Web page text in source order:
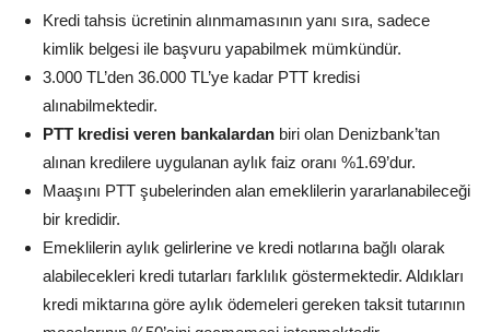
Kredi tahsis ücretinin alınmamasının yanı sıra, sadece
kimlik belgesi ile başvuru yapabilmek mümkündür.
3.000 TL’den 36.000 TL’ye kadar PTT kredisi
alınabilmektedir.
PTT kredisi veren bankalardan biri olan Denizbank’tan
alınan kredilere uygulanan aylık faiz oranı %1.69’dur.
Maaşını PTT şubelerinden alan emeklilerin yararlanabileceği
bir kredidir.
Emeklilerin aylık gelirlerine ve kredi notlarına bağlı olarak
alabilecekleri kredi tutarları farklılık göstermektedir. Aldıkları
kredi miktarına göre aylık ödemeleri gereken taksit tutarının